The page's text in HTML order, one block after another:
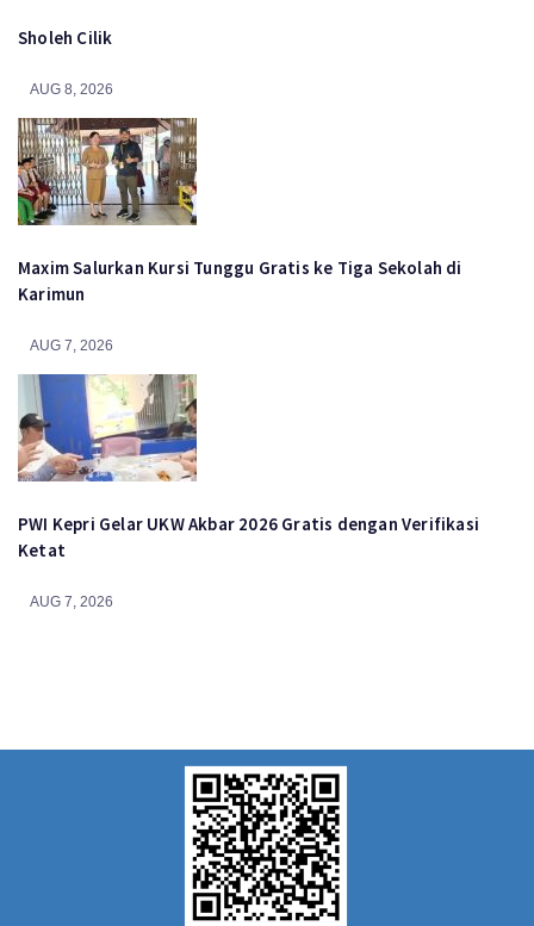
Sholeh Cilik
AUG 8, 2026
Maxim Salurkan Kursi Tunggu Gratis ke Tiga Sekolah di
Karimun
AUG 7, 2026
PWI Kepri Gelar UKW Akbar 2026 Gratis dengan Verifikasi
Ketat
AUG 7, 2026